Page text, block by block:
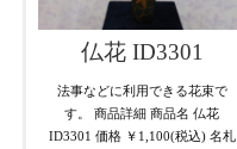
仏花 ID3301
法事などに利用できる花束で
す。 商品詳細 商品名 仏花
ID3301 価格 ￥1,100(税込) 名札